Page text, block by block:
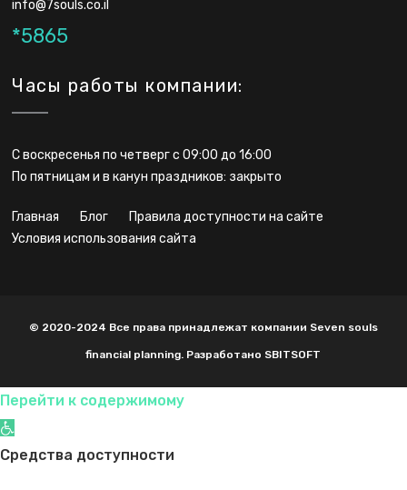
info@7souls.co.il
*5865
Часы работы компании:
С воскресенья по четверг с 09:00 до 16:00
По пятницам и в канун праздников: закрыто
главная блог
правила доступности на сайте
условия использования сайта
© 2020-2024 Все права принадлежат компании Seven souls
financial planning. Разработано SBITSOFT
Перейти к содержимому
Открыть панель инструментов
Средства доступности